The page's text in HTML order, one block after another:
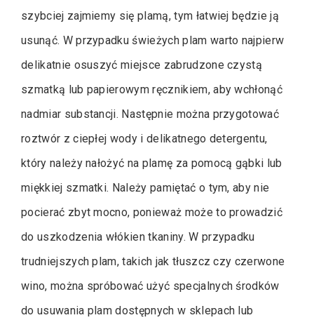
szybciej zajmiemy się plamą, tym łatwiej będzie ją
usunąć. W przypadku świeżych plam warto najpierw
delikatnie osuszyć miejsce zabrudzone czystą
szmatką lub papierowym ręcznikiem, aby wchłonąć
nadmiar substancji. Następnie można przygotować
roztwór z ciepłej wody i delikatnego detergentu,
który należy nałożyć na plamę za pomocą gąbki lub
miękkiej szmatki. Należy pamiętać o tym, aby nie
pocierać zbyt mocno, ponieważ może to prowadzić
do uszkodzenia włókien tkaniny. W przypadku
trudniejszych plam, takich jak tłuszcz czy czerwone
wino, można spróbować użyć specjalnych środków
do usuwania plam dostępnych w sklepach lub